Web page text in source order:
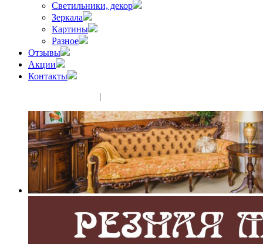
Светильники, декор
Зеркала
Картины
Разное
Отзывы
Акции
Контакты
|